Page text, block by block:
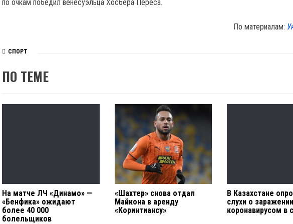
по очкам победил венесуэльца Хосбера Переса.
По материалам:
СПОРТ
ПО ТЕМЕ
На матче ЛЧ «Динамо» —
«Бенфика» ожидают
более 40 000
болельщиков
«Шахтер» снова отдал
Майкона в аренду
«Коринтиансу»
В Казахстане
слухи о заражении
коронавирусом в